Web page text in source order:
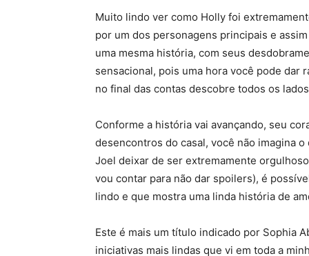
Muito lindo ver como Holly foi
por um dos personagens principais e
uma mesma história, com seus
sensacional, pois uma hora você pode dar
no final das contas descobre todos os
Conforme a história vai avançando, seu
desencontros do casal, você não imagina
Joel deixar de ser extremamente
vou contar para não dar spoilers), é
lindo e que mostra uma linda história de
Este é mais um título indicado por Sophia
iniciativas mais lindas que vi em toda a